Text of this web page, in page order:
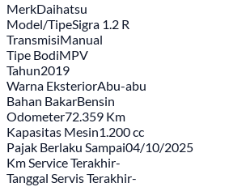
MerkDaihatsu
Model/TipeSigra 1.2 R
TransmisiManual
Tipe BodiMPV
Tahun2019
Warna EksteriorAbu-abu
Bahan BakarBensin
Odometer72.359 Km
Kapasitas Mesin1.200 cc
Pajak Berlaku Sampai04/10/2025
Km Service Terakhir-
Tanggal Servis Terakhir-